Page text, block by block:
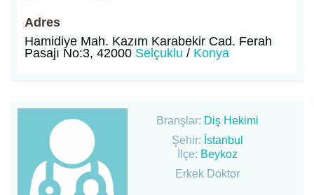
Adres
Hamidiye Mah. Kazım Karabekir Cad. Ferah
Pasajı No:3, 42000 Selçuklu / Konya
Branşlar: Diş Hekimi
Şehir: İstanbul
İlçe: Beykoz
Erkek Doktor